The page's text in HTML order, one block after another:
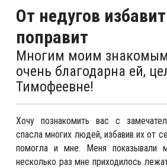
От недугов
поправит
Многим моим
очень благодарна ей,
Тимофеевне!
Хочу познакомить вас с
спасла многих людей, избавив их от
помогла и мне. Меня показывали
несколько раз мне приходилось